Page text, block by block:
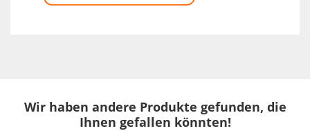
Wir haben andere Produkte gefunden, die
Ihnen gefallen könnten!